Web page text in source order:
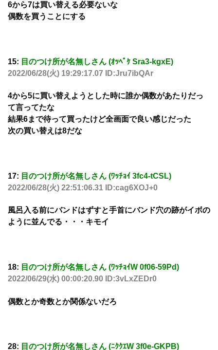
6から7は買い替える必要ないな
偶数を買うことにする
15: 目のつけ所が名無しさん (ｵｯﾍﾟｹ Sra3-kgxE)
2022/06/28(火) 19:29:17.07 ID:Jru7ibQAr
4から5に買い替えようとした時に誰か偶数があたりだっ
て言ってたな
結果6まで待って買ったけど全画面で良い感じだった
次の買い替えは8だな
17: 目のつけ所が名無しさん (ﾜｯﾁｮｲ 3fc4-tCSL)
2022/06/28(火) 22:51:06.31 ID:cag6XOJ+0
風呂入る前にバンドはずすと手首にバンド穴の跡がイボの
ように並んでる・・・キモイ
18: 目のつけ所が名無しさん (ﾜｯﾁｮｲW 0f06-59Pd)
2022/06/29(水) 00:00:20.90 ID:3vLxZEDr0
偶数とか奇数とか関係ないだろ
28: 目のつけ所が名無しさん (ﾆｸｸｴW 3f0e-GKPB)